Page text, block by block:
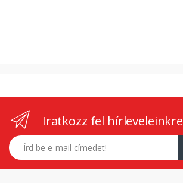
Iratkozz fel hírleveleinkre
E-mail címed